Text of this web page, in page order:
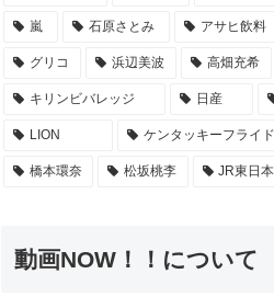
嵐 石原さとみ アサヒ飲料
グリコ 浜辺美波 高畑充希
キリンビバレッジ 日産
LION ケンタッキーフライ
橋本環奈 松坂桃李 JR東日本
動画NOW！！について